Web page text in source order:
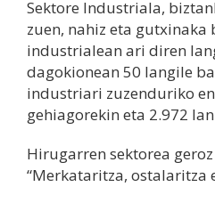
Sektore Industriala,
zuen, nahiz eta gutxinaka
industrialean ari diren
dagokionean 50 langile
industriari zuzenduriko
gehiagorekin eta 2.972
Hirugarren sektorea
“Merkataritza, ostalaritza